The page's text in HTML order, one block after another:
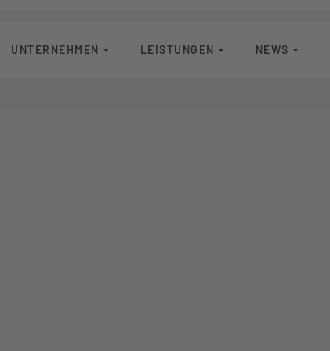
UNTERNEHMEN LEISTUNGEN NEWS